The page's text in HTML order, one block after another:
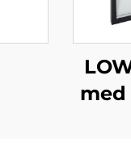
med